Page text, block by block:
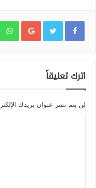
Google+
اترك تعليقاً
لن يتم نشر عنوان بريدك